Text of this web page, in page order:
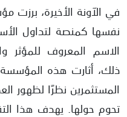
استغلال اسم الإعلامي الشهير
اتباع أساليب تسويقية مضللة
هل مؤسسة الشقيري للاستثمار
في الآونة الأخيرة، برزت
نفسها كمنصة لتداول
الاسم المعروف للمؤثر
ذلك، أثارت هذه
المستثمرين نظرًا لظهور
تحوم حولها. يهدف هذا